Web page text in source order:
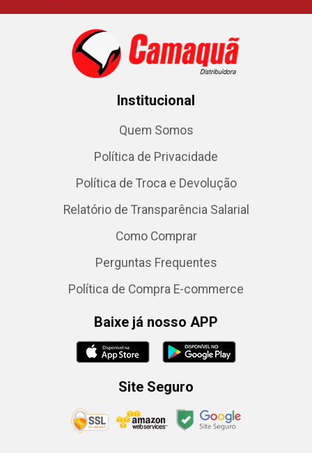
Institucional
Quem Somos
Política de Privacidade
Política de Troca e Devolução
Relatório de Transparência Salarial
Como Comprar
Perguntas Frequentes
Política de Compra E-commerce
Baixe já nosso APP
Site Seguro